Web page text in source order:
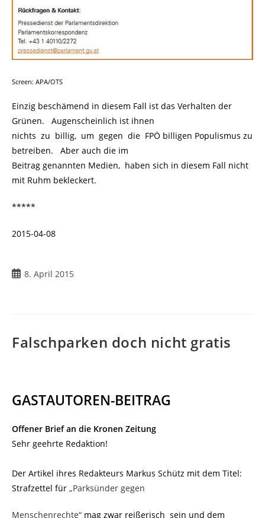
Screen: APA/OTS
Einzig beschämend in diesem Fall ist das Verhalten der
Grünen. Augenscheinlich ist ihnen
nichts zu billig, um gegen die FPÖ billigen Populismus zu
betreiben. Aber auch die im
Beitrag genannten Medien, haben sich in diesem Fall nicht
mit Ruhm bekleckert.
*****
2015-04-08
Beitrag8. April 2015
Falschparken doch nicht gratis
GASTAUTOREN-BEITRAG
Offener Brief an die Kronen Zeitung
Sehr geehrte Redaktion!
Der Artikel ihres Redakteurs Markus Schütz mit dem Titel:
Strafzettel für „Parksünder gegen
Menschenrechte“ mag zwar reißerisch sein und dem